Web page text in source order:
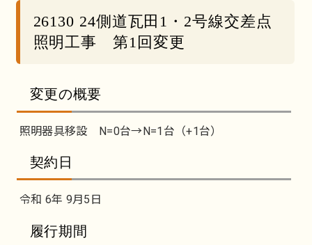
26130 24側道瓦田1・2号線交差点
照明工事 第1回変更
変更の概要
照明器具移設 N=0台→N=1台（+1台）
契約日
令和 6年 9月5日
履行期間